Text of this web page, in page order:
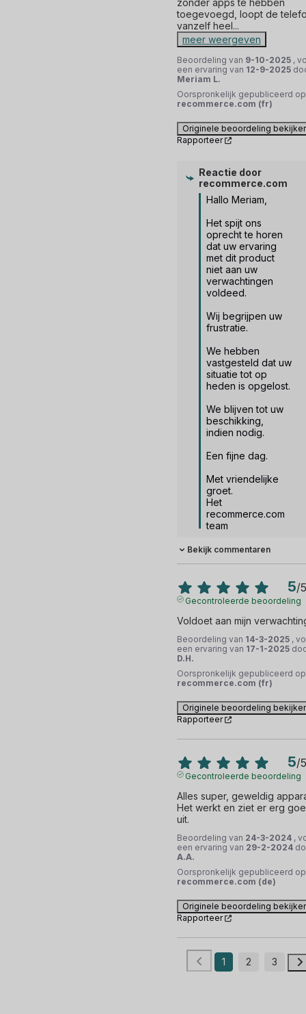
zonder apps te hebben
toegevoegd, loopt de
vanzelf heel...
meer weergeven
Beoordeling van 9-10-2025 ,
een ervaring van 12-9-2025
Meriam L.
Oorspronkelijk gepubliceerd op
recommerce.com (fr)
Originele beoordeling
Rapporteer
Reactie door
recommerce.com
Hallo Meriam,
Het spijt ons
oprecht te horen
dat uw ervaring
met dit product
niet aan uw
verwachtingen
voldeed.
Wij begrijpen uw
frustratie.
We hebben
vastgesteld dat uw
situatie tot op
heden is opgelost.
We blijven tot uw
beschikking,
indien nodig.
Een fijne dag.
Met vriendelijke
groet.
Het
recommerce.com
team
Bekijk commentaren
5/5
Gecontroleerde beoordeling
Voldoet aan mijn
Beoordeling van 14-3-2025 ,
een ervaring van 17-1-2025
D.H.
Oorspronkelijk gepubliceerd op
recommerce.com (fr)
Originele beoordeling
Rapporteer
5/5
Gecontroleerde beoordeling
Alles super, geweldig
Het werkt en ziet er erg
uit.
Beoordeling van 24-3-2024 ,
een ervaring van 29-2-2024
A.A.
Oorspronkelijk gepubliceerd op
recommerce.com (de)
Originele beoordeling
Rapporteer
1 2 3